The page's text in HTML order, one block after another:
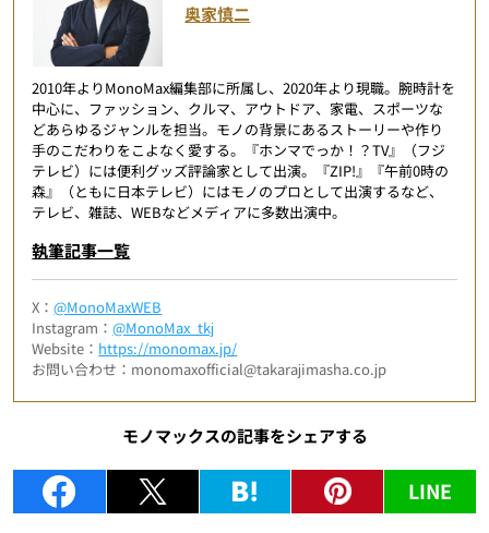
奥家慎二
2010年よりMonoMax編集部に所属し、2020年より現職。腕時計を
中心に、ファッション、クルマ、アウトドア、家電、スポーツな
どあらゆるジャンルを担当。モノの背景にあるストーリーや作り
手のこだわりをこよなく愛する。『ホンマでっか！？TV』（フジ
テレビ）には便利グッズ評論家として出演。『ZIP!』『午前0時の
森』（ともに日本テレビ）にはモノのプロとして出演するなど、
テレビ、雑誌、WEBなどメディアに多数出演中。
執筆記事一覧
X：@MonoMaxWEB
Instagram：@MonoMax_tkj
Website： https://monomax.jp/
お問い合わせ：monomaxofficial@takarajimasha.co.jp
モノマックスの記事をシェアする
LINE